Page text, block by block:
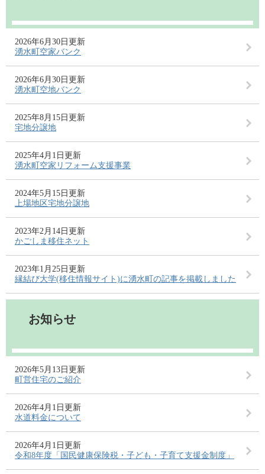
2026年6月30日更新
湧水町空家バンク
2026年6月30日更新
湧水町空地バンク
2025年8月15日更新
宅地分譲地
2025年4月1日更新
湧水町空家リフォーム支援事業
2024年5月15日更新
上場地区宅地分譲地
2023年2月14日更新
かごしま移住ネット
2023年1月25日更新
縁結び大学(移住情報サイト)に湧水町の記事を掲載しました
お知らせ
2026年5月13日更新
町営住宅のご紹介
2026年4月1日更新
水道料金について
2026年4月1日更新
令和8年度「国民健康保険税・子ども・子育て支援金制度」